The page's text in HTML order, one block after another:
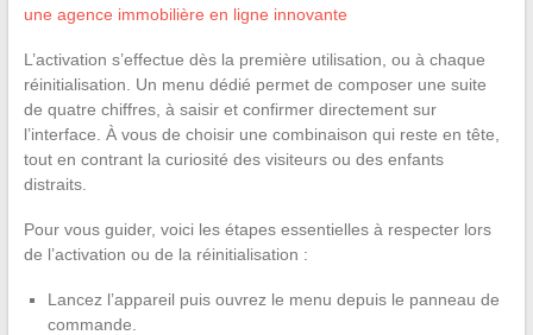
une agence immobilière en ligne innovante
L’activation s’effectue dès la première utilisation, ou à chaque
réinitialisation. Un menu dédié permet de composer une suite
de quatre chiffres, à saisir et confirmer directement sur
l’interface. À vous de choisir une combinaison qui reste en tête,
tout en contrant la curiosité des visiteurs ou des enfants
distraits.
Pour vous guider, voici les étapes essentielles à respecter lors
de l’activation ou de la réinitialisation :
Lancez l’appareil puis ouvrez le menu depuis le panneau de
commande.